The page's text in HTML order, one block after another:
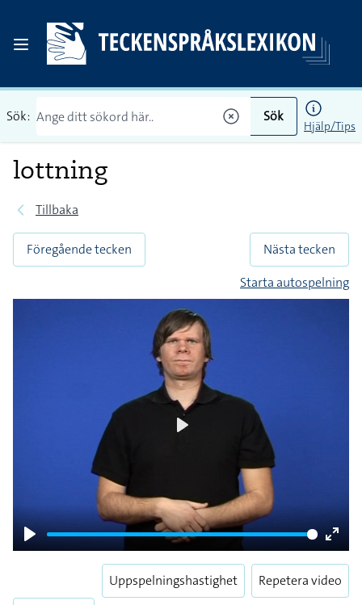
Sök: Sök
Hjälp/Tips
lottning
Tillbaka
Föregående tecken
Nästa tecken
Starta autospelning
Play
Enter
Uppspelningshastighet Repetera video